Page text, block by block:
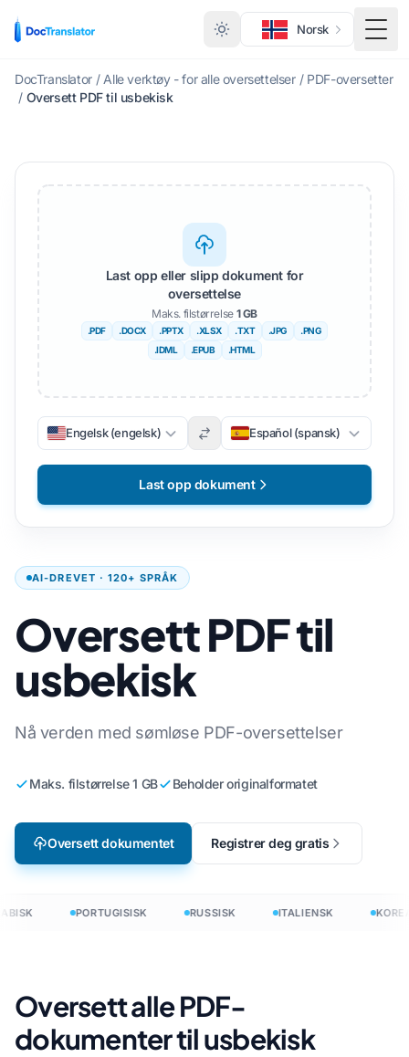
Norsk
DocTranslator / Alle verktøy - for alle oversettelser / PDF-oversetter
/ Oversett PDF til usbekisk
AI-DREVET · 120+ SPRÅK
Oversett PDF til
usbekisk
Nå verden med sømløse PDF-oversettelser
Maks. filstørrelse 1 GB Beholder originalformatet
Oversett dokumentet Registrer deg gratis
Last opp eller slipp dokument for
oversettelse
Maks. filstørrelse 1 GB
.PDF .DOCX .PPTX .XLSX .TXT .JPG
.PNG
.IDML
.EPUB .HTML
Engelsk (engelsk) Español (spansk)
Last opp dokument
PORTUGISISK RUSSISK ITALIENSK
Oversett alle PDF-
dokumenter til usbekisk